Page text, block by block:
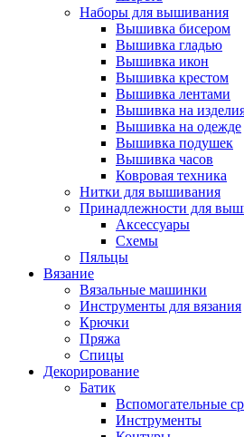
Наборы для вышивания
Вышивка бисером
Вышивка гладью
Вышивка икон
Вышивка крестом
Вышивка лентами
Вышивка на
Вышивка на одежде
Вышивка подушек
Вышивка часов
Ковровая техника
Нитки для вышивания
Принадлежности для
Аксессуары
Схемы
Пяльцы
Вязание
Вязальные машинки
Инструменты для вязания
Крючки
Пряжа
Спицы
Декорирование
Батик
Вспомогательные
Инструменты